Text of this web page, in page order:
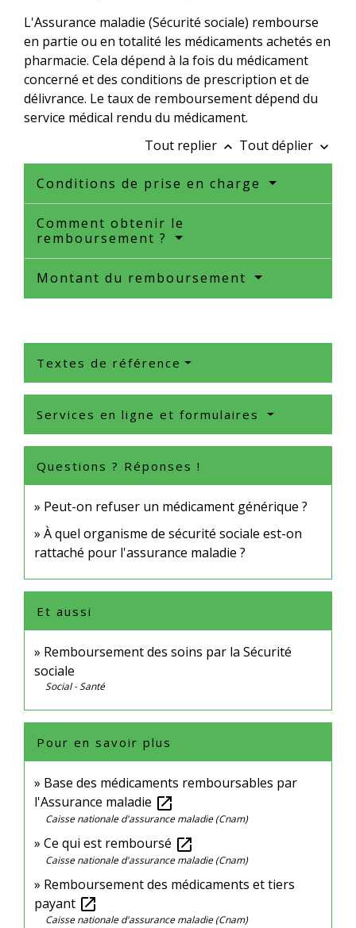
L'Assurance maladie (Sécurité sociale) rembourse
en partie ou en totalité les médicaments achetés en
pharmacie. Cela dépend à la fois du médicament
concerné et des conditions de prescription et de
délivrance. Le taux de remboursement dépend du
service médical rendu du médicament.
Tout replier keyboard_arrow_up Tout déplier keyboard_arrow_down
Conditions de prise en charge
Comment obtenir le
remboursement ?
Montant du remboursement
Textes de référence
Services en ligne et formulaires
Questions ? Réponses !
Peut-on refuser un médicament générique ?
À quel organisme de sécurité sociale est-on
rattaché pour l'assurance maladie ?
Et aussi
Remboursement des soins par la Sécurité
sociale
Social - Santé
Pour en savoir plus
Base des médicaments remboursables par
l'Assurance maladie open_in_new
Caisse nationale d'assurance maladie (Cnam)
Ce qui est remboursé open_in_new
Caisse nationale d'assurance maladie (Cnam)
Remboursement des médicaments et tiers
payant open_in_new
Caisse nationale d'assurance maladie (Cnam)